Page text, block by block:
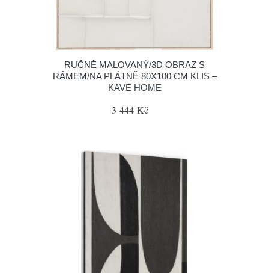
RUČNĚ MALOVANÝ/3D OBRAZ S
RÁMEM/NA PLÁTNĚ 80X100 CM KLIS –
KAVE HOME
3 444 Kč